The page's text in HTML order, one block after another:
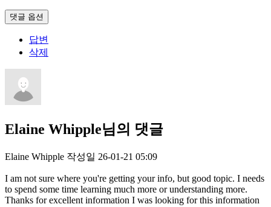
댓글 옵션
답변
삭제
Elaine Whipple님의 댓글
Elaine Whipple 작성일 26-01-21 05:09
I am not sure where you're getting your info, but good topic. I needs
to spend some time learning much more or understanding more.
Thanks for excellent information I was looking for this information